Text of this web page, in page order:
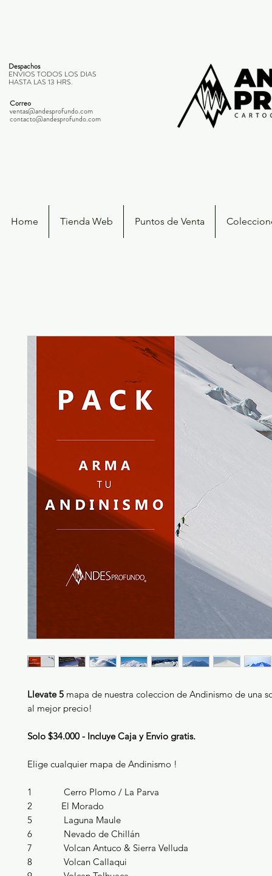
Despachos
ENVIOS TODOS LOS DIAS
HASTA LAS 13 HRS.
Correo
ventas@andesprofundo.com
contacto@andesprofundo.com
Home Tienda Web Puntos de Venta
Llevate 5 mapa de nuestra coleccion de Andinismo de una
al mejor precio!
Solo $34.000 - Incluye Caja y Envio gratis.
Elige cualquier mapa de Andinismo !
1 Cerro Plomo / La Parva
2 El Morado
5 Laguna Maule
6 Nevado de Chillán
7 Volcan Antuco & Sierra Velluda
8 Volcan Callaqui